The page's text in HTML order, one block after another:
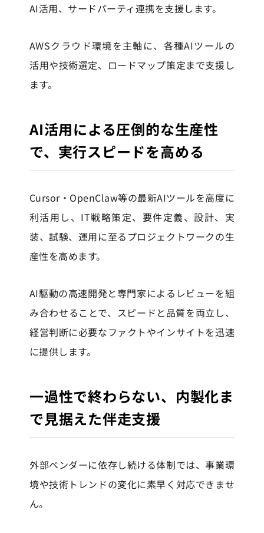
AI活用、サードパーティ連携を支援します。
AWSクラウド環境を主軸に、各種AIツールの
活用や技術選定、ロードマップ策定まで支援し
ます。
AI活用による圧倒的な生産性
で、実行スピードを高める
Cursor・OpenClaw等の最新AIツールを高度に
利活用し、IT戦略策定、要件定義、設計、実
装、試験、運用に至るプロジェクトワークの生
産性を高めます。
AI駆動の高速開発と専門家によるレビューを組
み合わせることで、スピードと品質を両立し、
経営判断に必要なファクトやインサイトを迅速
に提供します。
一過性で終わらない、内製化ま
で見据えた伴走支援
外部ベンダーに依存し続ける体制では、事業環
境や技術トレンドの変化に素早く対応できませ
ん。